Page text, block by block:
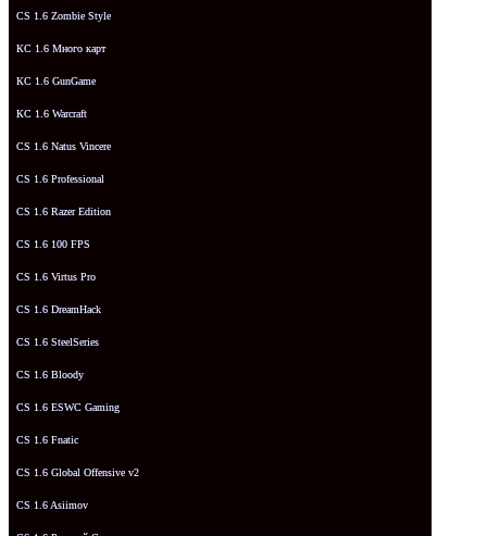
CS 1.6 Zombie Style
КС 1.6 Много карт
КС 1.6 GunGame
КС 1.6 Warcraft
CS 1.6 Natus Vincere
CS 1.6 Professional
CS 1.6 Razer Edition
CS 1.6 100 FPS
CS 1.6 Virtus Pro
CS 1.6 DreamHack
CS 1.6 SteelSeries
CS 1.6 Bloody
CS 1.6 ESWC Gaming
CS 1.6 Fnatic
CS 1.6 Global Offensive v2
CS 1.6 Asiimov